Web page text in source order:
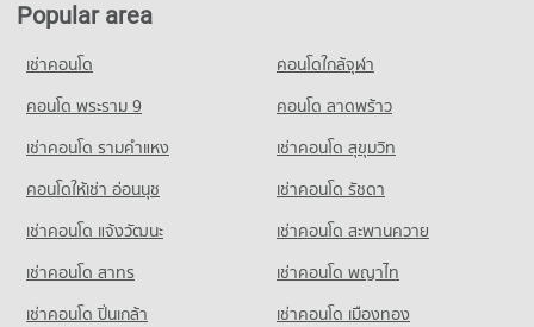
Condo Ramkhamhaeng 27
0 properties for rent
Condo for Sale near Ramkhamhaeng 27
1 properties for sale
Condo Ramkhamhaeng 22
PROJECT_COUNT
Condo for Rent near Ramkhamhaeng 22
Popular area
เช่าคอนโด
คอนโดใกล้จุฬา
คอนโด พระราม 9
คอนโด ลาดพร้าว
เช่าคอนโด รามคําแหง
เช่าคอนโด สุขุมวิท
คอนโดให้เช่า อ่อนนุช
เช่าคอนโด รัชดา
เช่าคอนโด แจ้งวัฒนะ
เช่าคอนโด สะพานควาย
เช่าคอนโด สาทร
เช่าคอนโด พญาไท
เช่าคอนโด ปิ่นเกล้า
เช่าคอนโด เมืองทอง